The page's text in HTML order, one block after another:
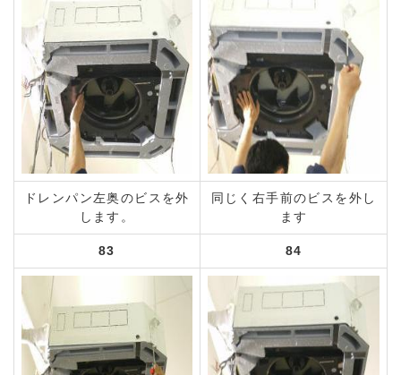
ドレンパン左奥のビスを外
します。
同じく右手前のビスを外し
ます
83 84